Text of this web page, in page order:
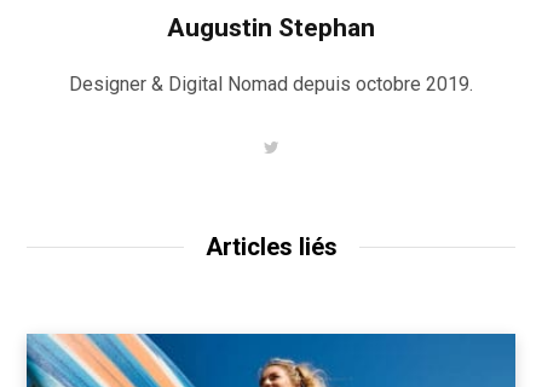
Augustin Stephan
Designer & Digital Nomad depuis octobre 2019.
T
r
Articles liés